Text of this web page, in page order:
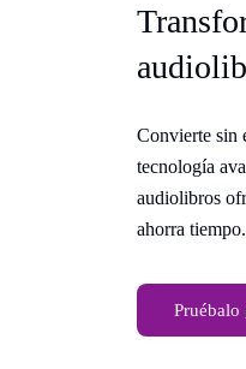
Convierte sin
tecnología
audiolibros
ahorra tiempo.
Pruébalo